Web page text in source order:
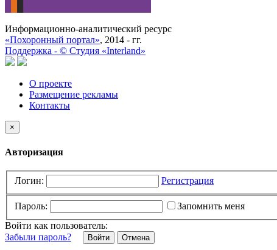
Информационно-аналитический ресурс
«Похоронный портал», 2014 - гг.
Поддержка - © Cтудия «Interland»
О проекте
Размещение рекламы
Контакты
×
Авторизация
Логин: Регистрация
Пароль:
Запомнить меня
Войти как пользователь:
Забыли пароль?
Отмена